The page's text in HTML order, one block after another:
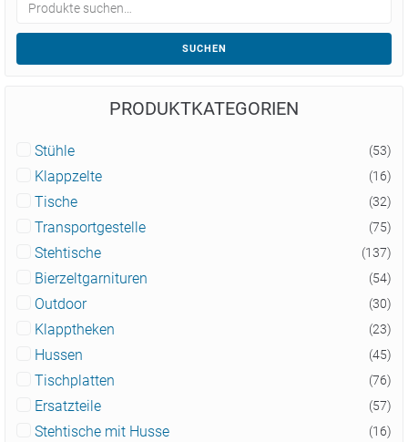
SUCHEN
PRODUKTKATEGORIEN
Stühle (53)
Klappzelte (16)
Tische (32)
Transportgestelle (75)
Stehtische (137)
Bierzeltgarnituren (54)
Outdoor (30)
Klapptheken (23)
Hussen (45)
Tischplatten (76)
Ersatzteile (57)
Stehtische mit Husse (16)